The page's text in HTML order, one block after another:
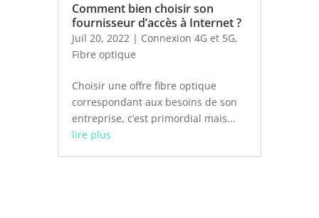
Comment bien choisir son
fournisseur d’accès à Internet ?
Juil 20, 2022| Connexion 4G et 5G,
Fibre optique
Choisir une offre fibre optique
correspondant aux besoins de son
entreprise, c’est primordial mais...
lire plus